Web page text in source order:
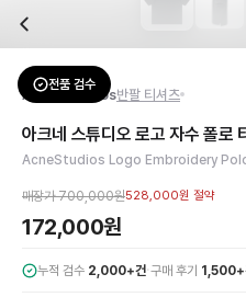
배송은 얼마나 걸리나요?
검수는 어떻게 진행되나요? 검수 사진을
전문 스태프가 실물 상품을 직접 확인한
교환이나 반품이 가능한가요?
수령 후 7일 이내 신청하시면 상품 하자,
쿠폰과 적립금을 함께 사용할 수 있나요?
네, 쿠폰과 적립금을 결제 시 함께 사용
사이즈는 어떻게 선택하나요?
상품 상세의 사이즈 정보를 참고해 선택
아크네 스튜디오 로고
브랜드:
성별:남성
색상:블랙
가격: 172,000원
아크네 스튜디오(AcneStudios)의 시그
아크네 스튜디오 로고
전품 검수
Acne Studios반팔 티셔츠
아크네 스튜디오 로고 자수 폴로
AcneStudios Logo Embroidery
매장가700,000원528,000원 절약
172,000원
누적 검수 2,000+건·구매 후기 1,500+